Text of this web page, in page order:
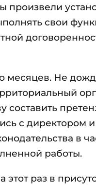
свои
месяцев. Не
составить
с
в
работы.
этот раз в